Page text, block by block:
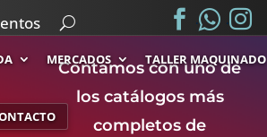
 . .
MERCADOS TALLER MAQUINADO
Contamos con uno de
los catálogos más
completos de